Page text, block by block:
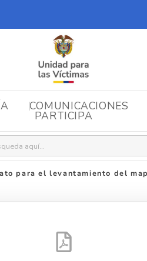
COMUNICACIONES
PARTICIPA
para el levantamiento del